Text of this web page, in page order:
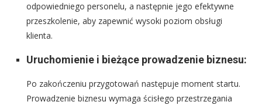
odpowiedniego personelu, a następnie jego efektywne
przeszkolenie, aby zapewnić wysoki poziom obsługi
klienta.
Uruchomienie i bieżące prowadzenie biznesu:
Po zakończeniu przygotowań następuje moment startu.
Prowadzenie biznesu wymaga ścisłego przestrzegania